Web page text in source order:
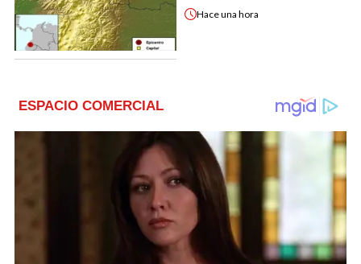
Haceuna hora